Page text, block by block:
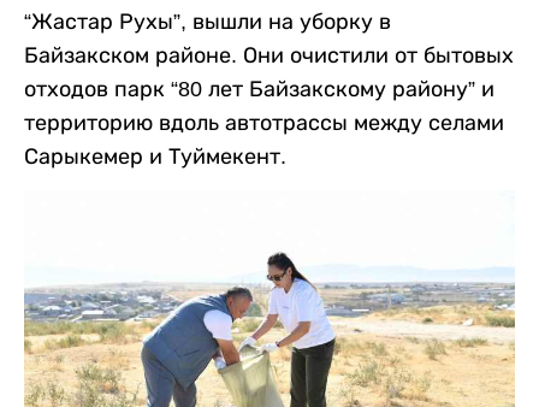
“Жастар Рухы”, вышли на уборку в
Байзакском районе. Они очистили от бытовых
отходов парк “80 лет Байзакскому району” и
территорию вдоль автотрассы между селами
Сарыкемер и Туймекент.